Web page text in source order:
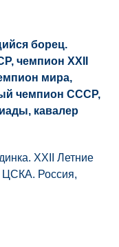
борец.
чемпион XXII
мира,
чемпион СССР,
кавалер
XXII Летние
ЦСКА. Россия,